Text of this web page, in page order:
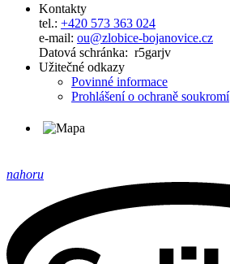
Kontakty
tel.: +420 573 363 024
e-mail: ou@zlobice-bojanovice.cz
Datová schránka: r5garjv
Užitečné odkazy
Povinné informace
Prohlášení o ochraně soukromí
nahoru